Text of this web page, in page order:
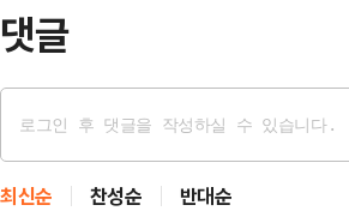
댓글
최신순 찬성순 반대순